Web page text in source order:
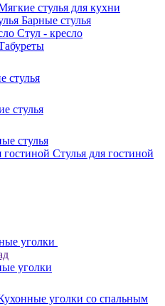
стулья для кухни
Барные стулья
Стул - кресло
стулья
стулья
стулья
Стулья для гостиной
уголки
уголки
уголки со спальным